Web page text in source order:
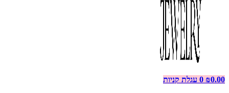
₪0.00
0 עגלת קניות